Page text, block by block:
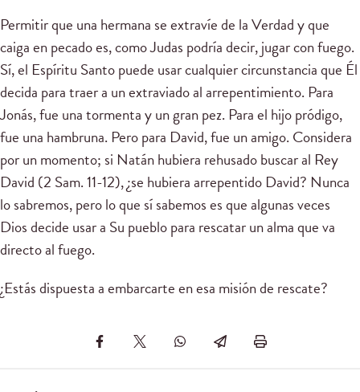
Permitir que una hermana se extravíe de la Verdad y que
caiga en pecado es, como Judas podría decir, jugar con fuego.
Sí, el Espíritu Santo puede usar cualquier circunstancia que Él
decida para traer a un extraviado al arrepentimiento. Para
Jonás, fue una tormenta y un gran pez. Para el hijo pródigo,
fue una hambruna. Pero para David, fue un amigo. Considera
por un momento; si Natán hubiera rehusado buscar al Rey
David (2 Sam. 11-12), ¿se hubiera arrepentido David? Nunca
lo sabremos, pero lo que sí sabemos es que algunas veces
Dios decide usar a Su pueblo para rescatar un alma que va
directo al fuego.
¿Estás dispuesta a embarcarte en esa misión de rescate?